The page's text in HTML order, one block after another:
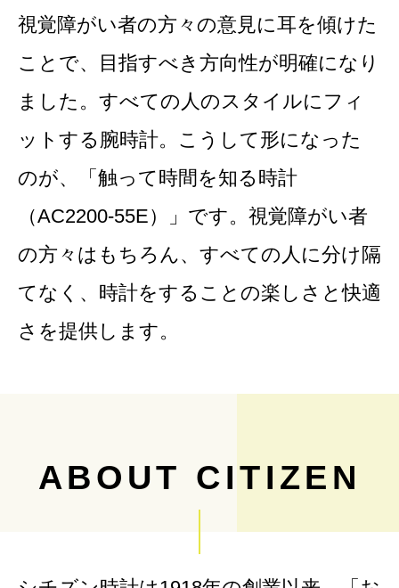
視覚障がい者の方々の意見に耳を傾けた
ことで、目指すべき方向性が明確になり
ました。すべての人のスタイルにフィ
ットする腕時計。こうして形になった
のが、「触って時間を知る時計
（AC2200-55E）」です。視覚障がい者
の方々はもちろん、すべての人に分け隔
てなく、時計をすることの楽しさと快適
さを提供します。
ABOUT CITIZEN